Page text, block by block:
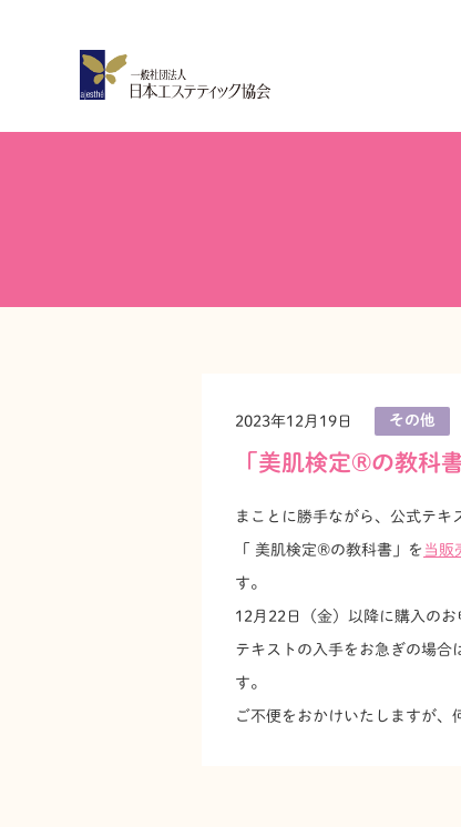
2023年12月19日 その他
「美肌検定®の教科
まことに勝手ながら、公式テキ
「 美肌検定®の教科書」を 当販
す。
12月22日（金）以降に購入の
テキストの入手をお急ぎの場合
す。
ご不便をおかけいたしますが、